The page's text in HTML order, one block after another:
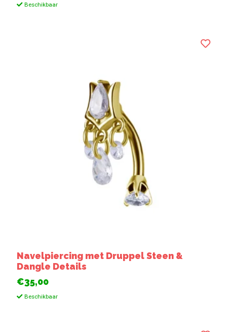
Beschikbaar
Navelpiercing met Druppel Steen &
Dangle Details
€35,00
Beschikbaar